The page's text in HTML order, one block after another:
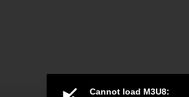
Cannot load M3U8: